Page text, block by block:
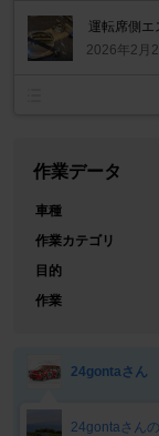
運転席側エ
2026年2月
作業データ
車種
作業カテゴリ
目的
作業
24gontaさん
24gontaさん